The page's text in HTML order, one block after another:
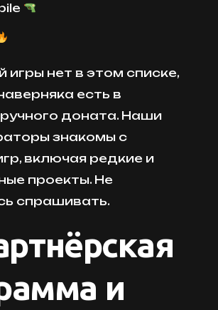
игры нет в этом списке,
есть в
доната. Наши
знакомы с
включая редкие и
проекты. Не
спрашивать.
и